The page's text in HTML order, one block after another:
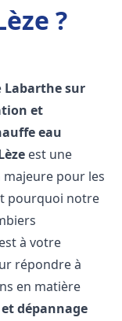
?
Labarthe sur
et
eau
est une
pour les
pourquoi notre
à votre
répondre à
en matière
dépannage